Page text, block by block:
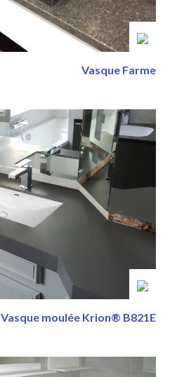
Vasque Farme
Vasque moulée Krion® B821E